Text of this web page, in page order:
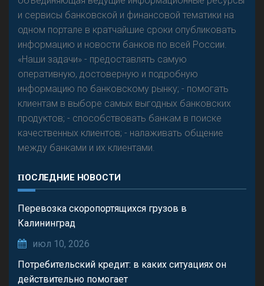
и сервисы банковской и финансовой тематики на
одном портале в кратчайшие сроки опубликовать
информацию и новости банков по всей России.
«Наши задачи» - предоставлять самую
оперативную, достоверную и подробную
информацию по банковскому рынку; - помогать
клиентам в выборе самых выгодных банковских
продуктов; - способствовать банкам в поиске
качественных клиентов; - налаживать общение
между банками и их клиентами.
ПОСЛЕДНИЕ НОВОСТИ
Перевозка скоропортящихся грузов в
Калининград
июл 10, 2026
Потребительский кредит: в каких ситуациях он
действительно помогает